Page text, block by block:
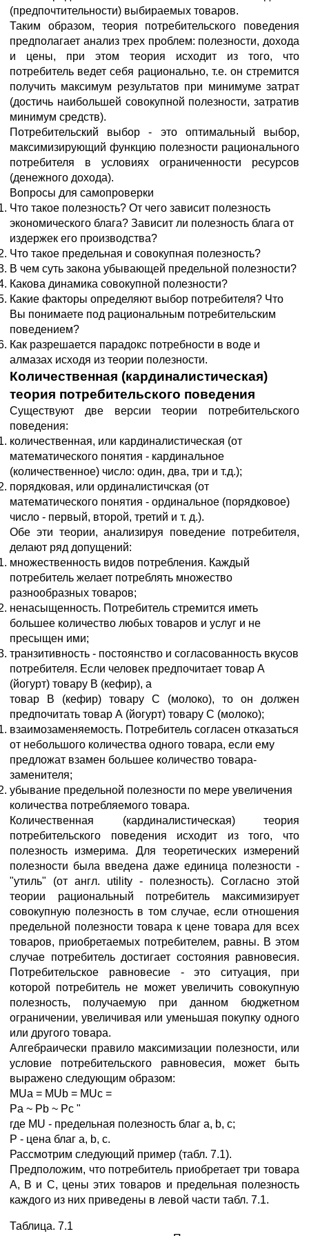
(предпочтительности) выбираемых товаров.
Таким образом, теория потребительского поведения
предполагает анализ трех проблем: полезности, дохода
и цены, при этом теория исходит из того, что
потребитель ведет себя рационально, т.е. он стремится
получить максимум результатов при минимуме затрат
(достичь наибольшей совокупной полезности, затратив
минимум средств).
Потребительский выбор - это оптимальный выбор,
максимизирующий функцию полезности рационального
потребителя в условиях ограниченности ресурсов
(денежного дохода).
Вопросы для самопроверки
Что такое полезность? От чего зависит полезность
экономического блага? Зависит ли полезность блага от
издержек его производства?
Что такое предельная и совокупная полезность?
В чем суть закона убывающей предельной полезности?
Какова динамика совокупной полезности?
Какие факторы определяют выбор потребителя? Что
Вы понимаете под рациональным потребительским
поведением?
Как разрешается парадокс потребности в воде и
алмазах исходя из теории полезности.
Количественная (кардиналистическая)
теория потребительского поведения
Существуют две версии теории потребительского
поведения:
количественная, или кардиналистическая (от
математического понятия - кардинальное
(количественное) число: один, два, три и т.д.);
порядковая, или ординалистичская (от
математического понятия - ординальное (порядковое)
число - первый, второй, третий и т. д.).
Обе эти теории, анализируя поведение потребителя,
делают ряд допущений:
множественность видов потребления. Каждый
потребитель желает потреблять множество
разнообразных товаров;
ненасыщенность. Потребитель стремится иметь
большее количество любых товаров и услуг и не
пресыщен ими;
транзитивность - постоянство и согласованность вкусов
потребителя. Если человек предпочитает товар А
(йогурт) товару В (кефир), а
товар В (кефир) товару С (молоко), то он должен
предпочитать товар А (йогурт) товару С (молоко);
взаимозаменяемость. Потребитель согласен отказаться
от небольшого количества одного товара, если ему
предложат взамен большее количество товара-
заменителя;
убывание предельной полезности по мере увеличения
количества потребляемого товара.
Количественная (кардиналистическая) теория
потребительского поведения исходит из того, что
полезность измерима. Для теоретических измерений
полезности была введена даже единица полезности -
"утиль" (от англ. utility - полезность). Согласно этой
теории рациональный потребитель максимизирует
совокупную полезность в том случае, если отношения
предельной полезности товара к цене товара для всех
товаров, приобретаемых потребителем, равны. В этом
случае потребитель достигает состояния равновесия.
Потребительское равновесие - это ситуация, при
которой потребитель не может увеличить совокупную
полезность, получаемую при данном бюджетном
ограничении, увеличивая или уменьшая покупку одного
или другого товара.
Алгебраически правило максимизации полезности, или
условие потребительского равновесия, может быть
выражено следующим образом:
MUa = MUb = MUc =
Pa ~ Pb ~ Pc "
где MU - предельная полезность благ a, b, c;
Р - цена благ a, b, c.
Рассмотрим следующий пример (табл. 7.1).
Предположим, что потребитель приобретает три товара
А, В и С, цены этих товаров и предельная полезность
каждого из них приведены в левой части табл. 7.1.
Таблица. 7.1